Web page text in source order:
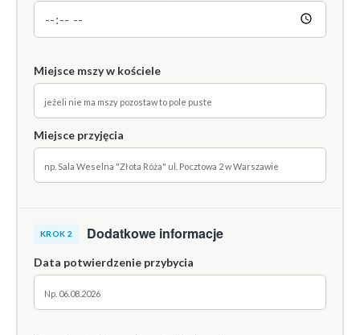
Miejsce mszy w kościele
Miejsce przyjęcia
KROK 2 Dodatkowe informacje
Data potwierdzenie przybycia